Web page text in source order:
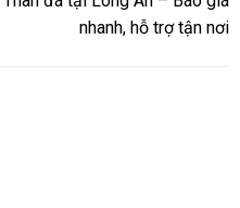
nhanh, hỗ trợ tận nơi